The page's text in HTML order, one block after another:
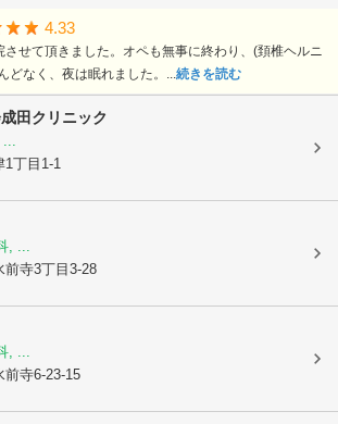
4.33
せて頂きました。オペも無事に終わり、(頚椎ヘルニ
どなく、夜は眠れました。...続きを読む
成田クリニック
...
1丁目1-1
, ...
前寺3丁目3-28
, ...
前寺6-23-15